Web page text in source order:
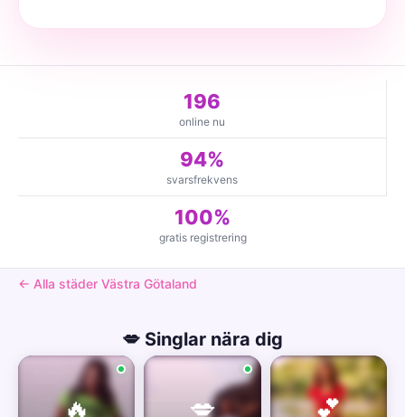
196
online nu
94%
svarsfrekvens
100%
gratis registrering
← Alla städer Västra Götaland
💋 Singlar nära dig
🔥 💋 💕